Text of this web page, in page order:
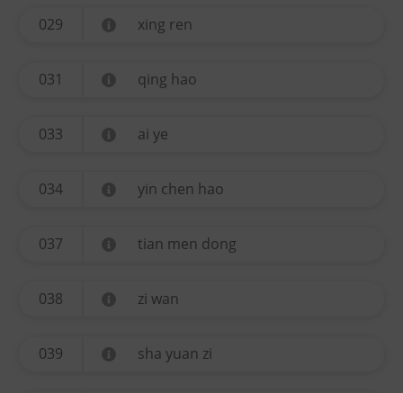
029 xing ren
031 qing hao
033 ai ye
034 yin chen hao
037 tian men dong
038 zi wan
039 sha yuan zi